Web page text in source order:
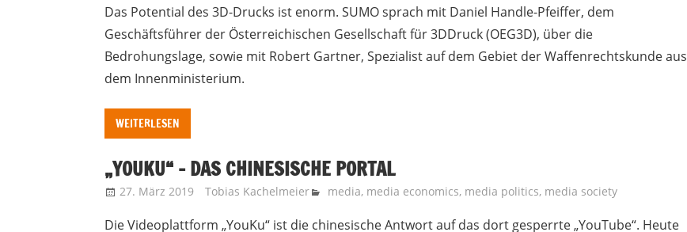
Das Potential des 3D-Drucks ist enorm. SUMO sprach mit Daniel Handle-Pfeiffer, dem
Geschäftsführer der Österreichischen Gesellschaft für 3DDruck (OEG3D), über die
Bedrohungslage, sowie mit Robert Gartner, Spezialist auf dem Gebiet der Waffenrechtskunde aus
dem Innenministerium.
WEITERLESEN
„YOUKU“ – DAS CHINESISCHE PORTAL
27. März 2019 Tobias Kachelmeier media, media economics, media politics, media society
Die Videoplattform „YouKu“ ist die chinesische Antwort auf das dort gesperrte „YouTube“. Heute